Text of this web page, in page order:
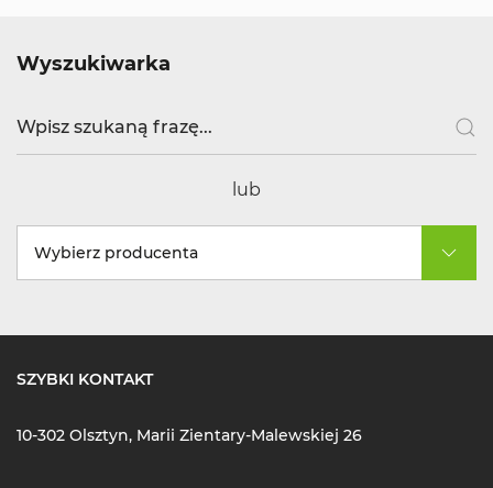
Wyszukiwarka
lub
Wybierz producenta
SZYBKI KONTAKT
10-302 Olsztyn, Marii Zientary-Malewskiej 26